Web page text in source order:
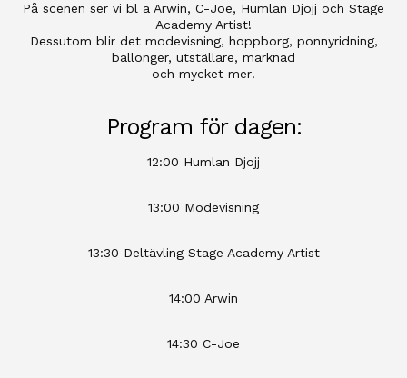
På scenen ser vi bl a Arwin, C-Joe, Humlan Djojj och Stage
Academy Artist!
Dessutom blir det modevisning, hoppborg, ponnyridning,
ballonger, utställare, marknad
och mycket mer!
Program för dagen:
12:00 Humlan Djojj
13:00 Modevisning
13:30 Deltävling Stage Academy Artist
14:00 Arwin
14:30 C-Joe